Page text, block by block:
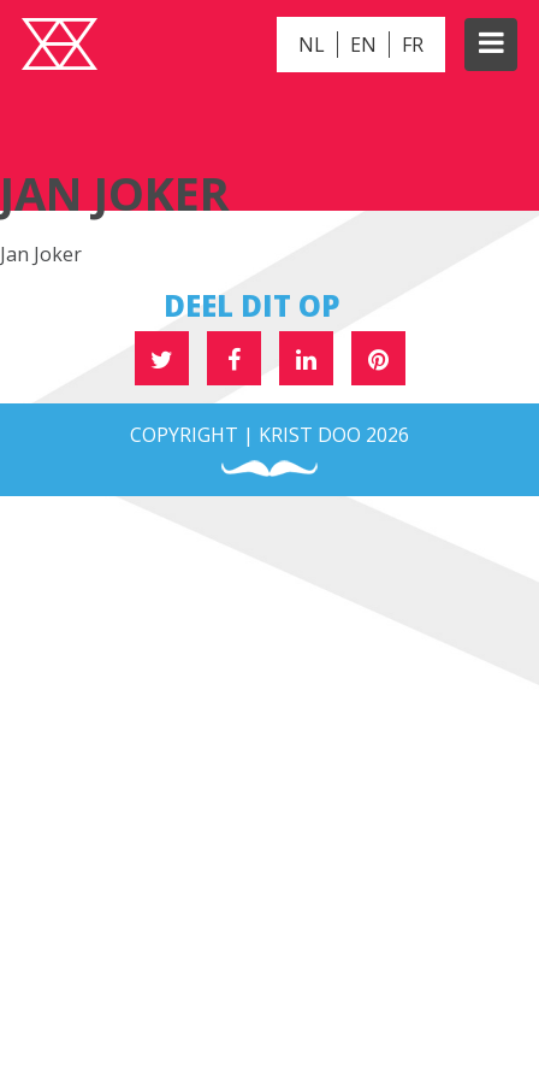
NL EN FR
JAN JOKER
Jan Joker
DEEL DIT OP
COPYRIGHT | KRIST DOO 2026